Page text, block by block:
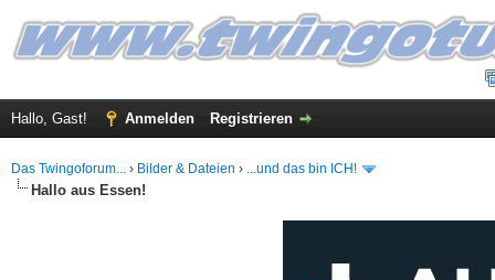
Hallo, Gast! Anmelden Registrieren
Das Twingoforum... › Bilder & Dateien › ...und das bin ICH!
Hallo aus Essen!